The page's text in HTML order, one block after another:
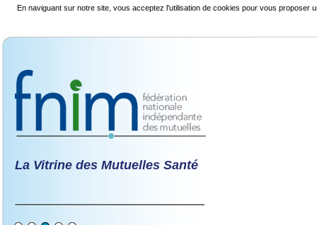
En naviguant sur notre site, vous acceptez l'utilisation de cookies pour vous
La Vitrine des Mutuelles Santé